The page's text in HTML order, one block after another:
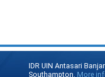
IDR UIN Antasari
Southampton. More